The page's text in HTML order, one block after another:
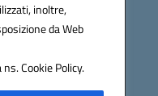
inoltre,
da Web
Cookie Policy.